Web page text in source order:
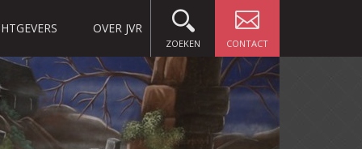
OVER JVR
CONTACT
ZOEKEN